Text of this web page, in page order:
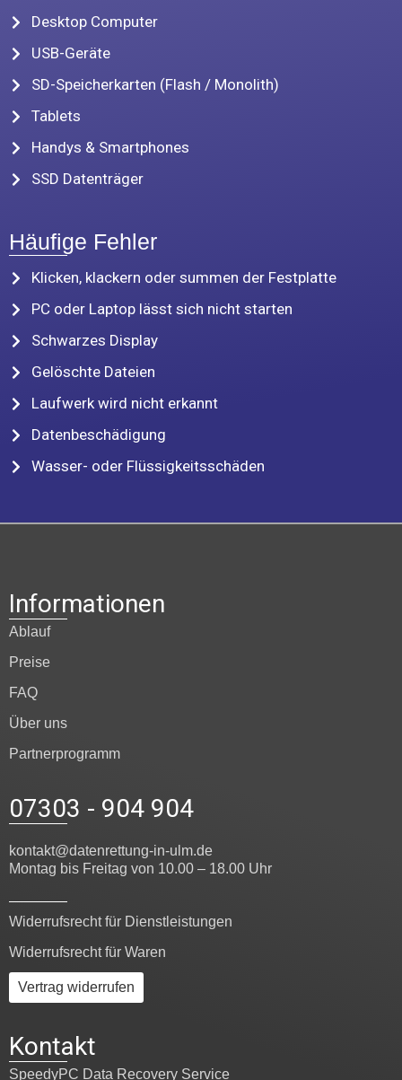
Desktop Computer
USB-Geräte
SD-Speicherkarten (Flash / Monolith)
Tablets
Handys & Smartphones
SSD Datenträger
Häufige Fehler
Klicken, klackern oder summen der Festplatte
PC oder Laptop lässt sich nicht starten
Schwarzes Display
Gelöschte Dateien
Laufwerk wird nicht erkannt
Datenbeschädigung
Wasser- oder Flüssigkeitsschäden
Informationen
Ablauf
Preise
FAQ
Über uns
Partnerprogramm
07303 - 904 904
kontakt@datenrettung-in-ulm.de
Montag bis Freitag von 10.00 – 18.00 Uhr
Widerrufsrecht für Dienstleistungen
Widerrufsrecht für Waren
Vertrag widerrufen
Kontakt
SpeedyPC Data Recovery Service